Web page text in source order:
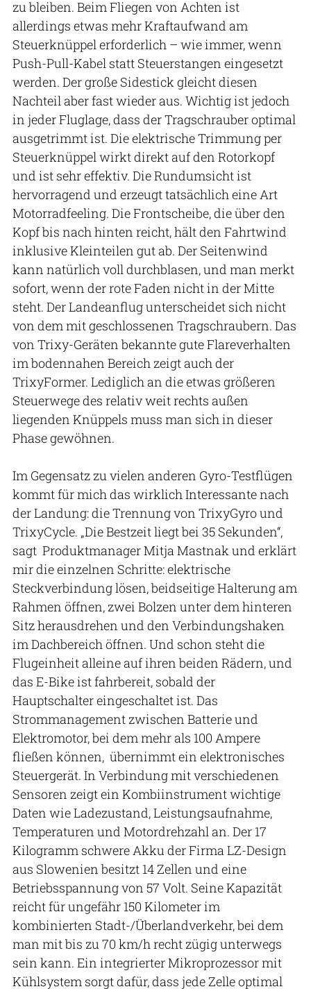
zu bleiben. Beim Fliegen von Achten ist
allerdings etwas mehr Kraftaufwand am
Steuerknüppel erforderlich – wie immer, wenn
Push-Pull-Kabel statt Steuerstangen eingesetzt
werden. Der große Sidestick gleicht diesen
Nachteil aber fast wieder aus. Wichtig ist jedoch
in jeder Fluglage, dass der Tragschrauber optimal
ausgetrimmt ist. Die elektrische Trimmung per
Steuerknüppel wirkt direkt auf den Rotorkopf
und ist sehr effektiv. Die Rundumsicht ist
hervorragend und erzeugt tatsächlich eine Art
Motorradfeeling. Die Frontscheibe, die über den
Kopf bis nach hinten reicht, hält den Fahrtwind
inklusive Kleinteilen gut ab. Der Seitenwind
kann natürlich voll durchblasen, und man merkt
sofort, wenn der rote Faden nicht in der Mitte
steht. Der Landeanflug unterscheidet sich nicht
von dem mit geschlossenen Tragschraubern. Das
von Trixy-Geräten bekannte gute Flareverhalten
im bodennahen Bereich zeigt auch der
TrixyFormer. Lediglich an die etwas größeren
Steuerwege des relativ weit rechts außen
liegenden Knüppels muss man sich in dieser
Phase gewöhnen.
Im Gegensatz zu vielen anderen Gyro-Testflügen
kommt für mich das wirklich Interessante nach
der Landung: die Trennung von TrixyGyro und
TrixyCycle. „Die Bestzeit liegt bei 35 Sekunden“,
sagt Produktmanager Mitja Mastnak und erklärt
mir die einzelnen Schritte: elektrische
Steckverbindung lösen, beidseitige Halterung am
Rahmen öffnen, zwei Bolzen unter dem hinteren
Sitz herausdrehen und den Verbindungshaken
im Dachbereich öffnen. Und schon steht die
Flugeinheit alleine auf ihren beiden Rädern, und
das E-Bike ist fahrbereit, sobald der
Hauptschalter eingeschaltet ist. Das
Strommanagement zwischen Batterie und
Elektromotor, bei dem mehr als 100 Ampere
fließen können, übernimmt ein elektronisches
Steuergerät. In Verbindung mit verschiedenen
Sensoren zeigt ein Kombiinstrument wichtige
Daten wie Ladezustand, Leistungsaufnahme,
Temperaturen und Motordrehzahl an. Der 17
Kilogramm schwere Akku der Firma LZ-Design
aus Slowenien besitzt 14 Zellen und eine
Betriebsspannung von 57 Volt. Seine Kapazität
reicht für ungefähr 150 Kilometer im
kombinierten Stadt-/Überlandverkehr, bei dem
man mit bis zu 70 km/h recht zügig unterwegs
sein kann. Ein integrierter Mikroprozessor mit
Kühlsystem sorgt dafür, dass jede Zelle optimal